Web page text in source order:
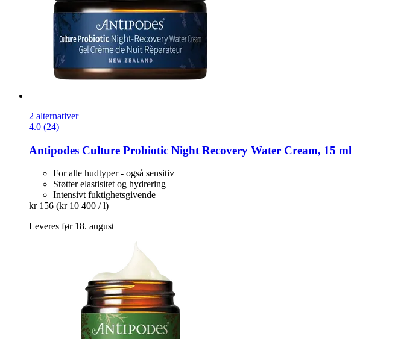
2 alternativer
4.0 (24)
Antipodes Culture Probiotic Night Recovery Water Cream, 15 ml
For alle hudtyper - også sensitiv
Støtter elastisitet og hydrering
Intensivt fuktighetsgivende
kr 156 (kr 10 400 / l)
Leveres før 18. august